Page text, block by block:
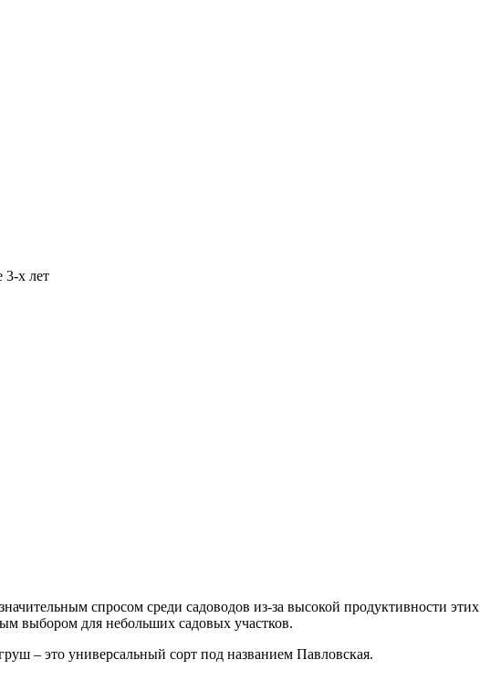
3-х лет
спросом среди садоводов из-за высокой продуктивности этих
выбором для небольших садовых участков.
– это универсальный сорт под названием Павловская.